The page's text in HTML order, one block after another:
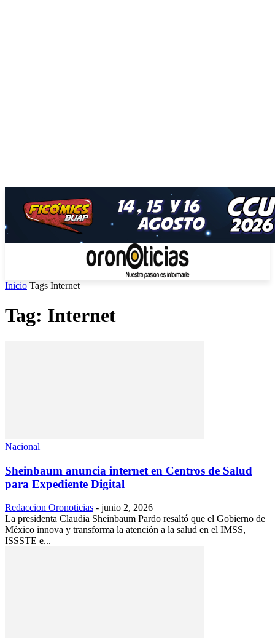
Inicio Tags Internet
Tag: Internet
Nacional
Sheinbaum anuncia internet en Centros de Salud
para Expediente Digital
Redaccion Oronoticias - junio 2, 2026
La presidenta Claudia Sheinbaum Pardo resaltó que el Gobierno de
México innova y transforma la atención a la salud en el IMSS,
ISSSTE e...